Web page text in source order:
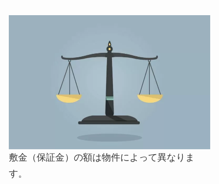
敷金（保証金）の額は物件によって異なりま
す。